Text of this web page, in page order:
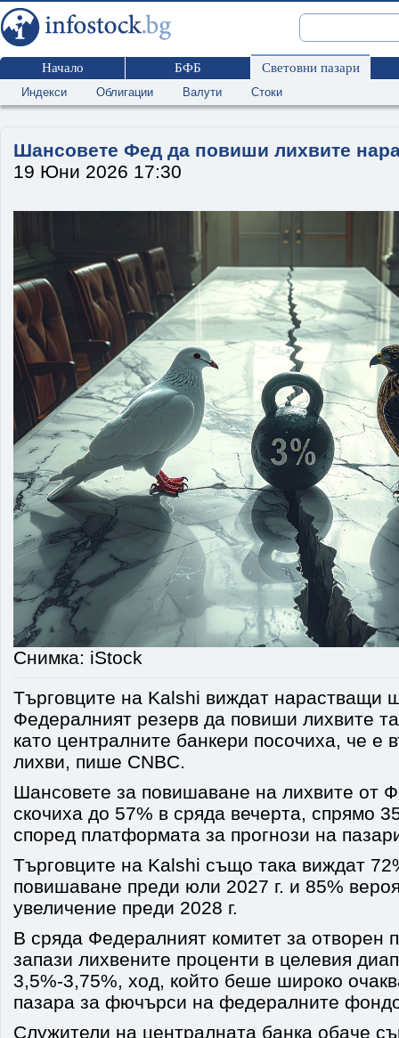
Начало БФБ Световни пазари
Индекси Облигации Валути Стоки
Шансовете Фед да повиши лихвите
19 Юни 2026 17:30
Снимка: iStock
Търговците на Kalshi виждат нарастващи
Федералният резерв да повиши лихвите
като централните банкери посочиха, че е
лихви, пише CNBC.
Шансовете за повишаване на лихвите от
скочиха до 57% в сряда вечерта, спрямо
според платформата за прогнози на
Търговците на Kalshi също така виждат
повишаване преди юли 2027 г. и 85%
увеличение преди 2028 г.
В сряда Федералният комитет за отворен
запази лихвените проценти в целевия
3,5%-3,75%, ход, който беше широко
пазара за фючърси на федералните
Служители на централната банка обаче